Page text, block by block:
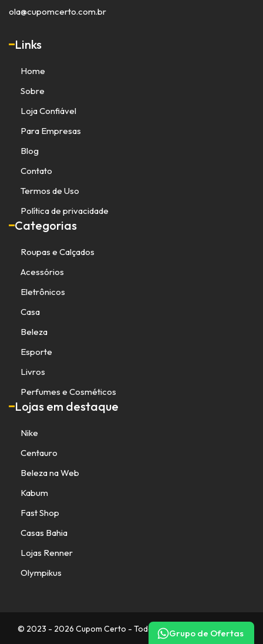
Grupo de Ofertas
ola@cupomcerto.com.br
Links
Home
Sobre
Loja Confiável
Para Empresas
Blog
Contato
Termos de Uso
Política de privacidade
Categorias
Roupas e Calçados
Acessórios
Eletrônicos
Casa
Beleza
Esporte
Livros
Perfumes e Cosméticos
Lojas em destaque
Nike
Centauro
Beleza na Web
Kabum
Fast Shop
Casas Bahia
Lojas Renner
Olympikus
© 2023 - 2026 Cupom Certo - Todos os direitos reservados.